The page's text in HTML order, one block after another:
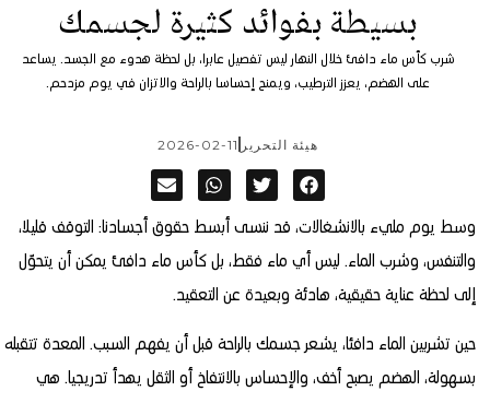
بسيطة بفوائد كثيرة لجسمك
شرب كأس ماء دافئ خلال النهار ليس تفصيل عابرا، بل لحظة هدوء مع الجسد. يساعد
على الهضم، يعزز الترطيب، ويمنح إحساسا بالراحة والاتزان في يوم مزدحم.
هيئة التحرير 2026-02-11
وسط يوم مليء بالانشغالات، قد ننسى أبسط حقوق أجسادنا: التوقف قليلا،
والتنفس، وشرب الماء. ليس أي ماء فقط، بل كأس ماء دافئ يمكن أن يتحوّل
إلى لحظة عناية حقيقية، هادئة وبعيدة عن التعقيد.
حين تشربين الماء دافئا، يشعر جسمك بالراحة قبل أن يفهم السبب. المعدة تتقبله
بسهولة، الهضم يصبح أخف، والإحساس بالانتفاخ أو الثقل يهدأ تدريجيا. هي